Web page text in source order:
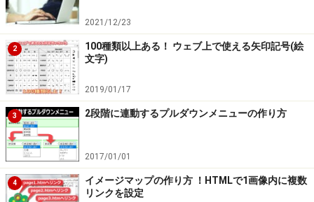
ょっとだけ再検討してみましょう。（下図）
上下に分割する際は、「１画面で見える範囲」（上）と
スクロールしないと見えない範囲（下）に分割
うに考えると良いでしょう。
１画面（※1）で見える部分さえ先に表示されれば、残り
の部分の表示が多少遅かったとしても、 １画面で見える
範囲の文字を読んでいる間（※2）に、下の部分が読み込
まれることになるので、 随分マシになるからです。
2021/12/23
2
100種類以上ある！ ウェブ上で使える矢印記号(絵
文字)
2019/01/17
3 2段階に連動するプルダウンメニューの作り方
2017/01/01
4
イメージマップの作り方 ！HTMLで1画像内に複数
リンクを設定